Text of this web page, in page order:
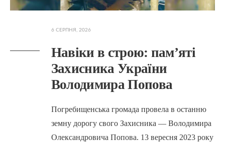
6 СЕРПНЯ, 2026
Навіки в строю: пам’яті
Захисника України
Володимира Попова
Погребищенська громада провела в останню
земну дорогу свого Захисника — Володимира
Олександровича Попова. 13 вересня 2023 року